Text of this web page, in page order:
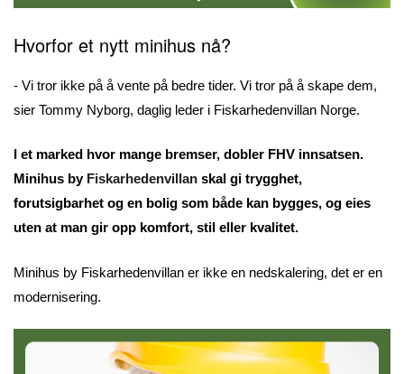
Hvorfor et nytt minihus nå?
- Vi tror ikke på å vente på bedre tider. Vi tror på å skape dem,
sier Tommy Nyborg, daglig leder i Fiskarhedenvillan Norge.
I et marked hvor mange bremser, dobler FHV innsatsen.
Minihus by Fiskarhedenvillan skal gi trygghet,
forutsigbarhet og en bolig som både kan bygges, og eies
uten at man gir opp komfort, stil eller kvalitet.
Minihus by Fiskarhedenvillan er ikke en nedskalering, det er en
modernisering.